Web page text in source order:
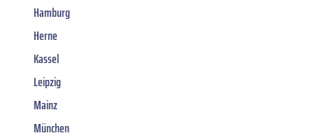
Hamburg
Herne
Kassel
Leipzig
Mainz
München